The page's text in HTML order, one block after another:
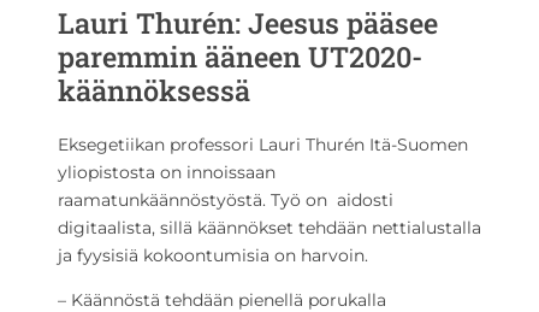
Lauri Thurén: Jeesus pääsee
paremmin ääneen UT2020-
käännöksessä
Eksegetiikan professori Lauri Thurén Itä-Suomen
yliopistosta on innoissaan
raamatunkäännöstyöstä. Työ on aidosti
digitaalista, sillä käännökset tehdään nettialustalla
ja fyysisiä kokoontumisia on harvoin.
– Käännöstä tehdään pienellä porukalla